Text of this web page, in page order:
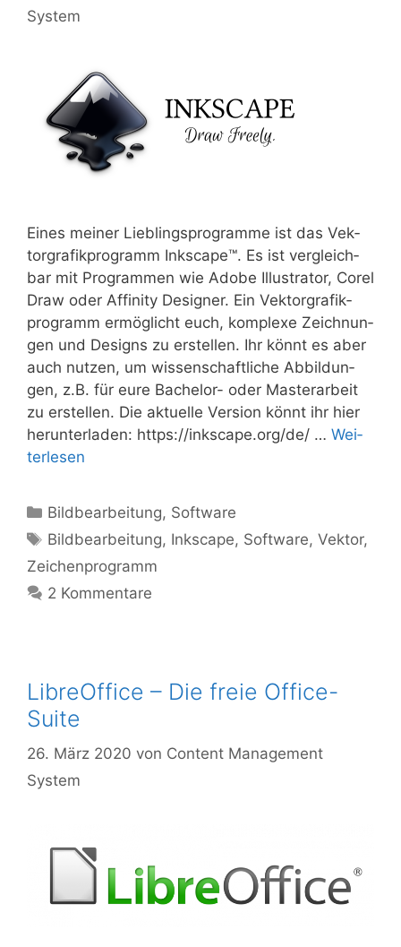
System
Eines mei­ner Lieb­lings­pro­gram­me ist das Vek­
tor­gra­fik­pro­gramm Inkscape™. Es ist ver­gleich­
bar mit Pro­gram­men wie Ado­be Illus­tra­tor, Corel
Draw oder Affi­ni­ty Desi­gner. Ein Vek­tor­gra­fik­
pro­gramm ermög­licht euch, kom­ple­xe Zeich­nun­
gen und Designs zu erstel­len. Ihr könnt es aber
auch nut­zen, um wis­sen­schaft­li­che Abbil­dun­
gen, z.B. für eure Bache­­lor- oder Mas­ter­ar­beit
zu erstel­len. Die aktu­el­le Ver­si­on könnt ihr hier
her­un­ter­la­den: https://inkscape.org/de/ … Wei­
ter­le­sen
Kategorien
Bildbearbeitung, Software
Schlagwörter
Bildbearbeitung, Inkscape, Software,Vektor,
Zeichenprogramm
2 Kommentare
LibreOffice – Die freie Office-
Suite
26. März 2020 von Content Management
System